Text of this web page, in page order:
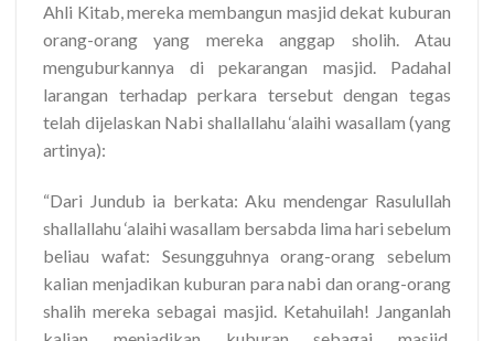
Ahli Kitab, mereka membangun masjid dekat kuburan
orang-orang yang mereka anggap sholih. Atau
menguburkannya di pekarangan masjid. Padahal
larangan terhadap perkara tersebut dengan tegas
telah dijelaskan Nabi shallallahu ‘alaihi wasallam (yang
artinya):
“Dari Jundub ia berkata: Aku mendengar Rasulullah
shallallahu ‘alaihi wasallam bersabda lima hari sebelum
beliau wafat: Sesungguhnya orang-orang sebelum
kalian menjadikan kuburan para nabi dan orang-orang
shalih mereka sebagai masjid. Ketahuilah! Janganlah